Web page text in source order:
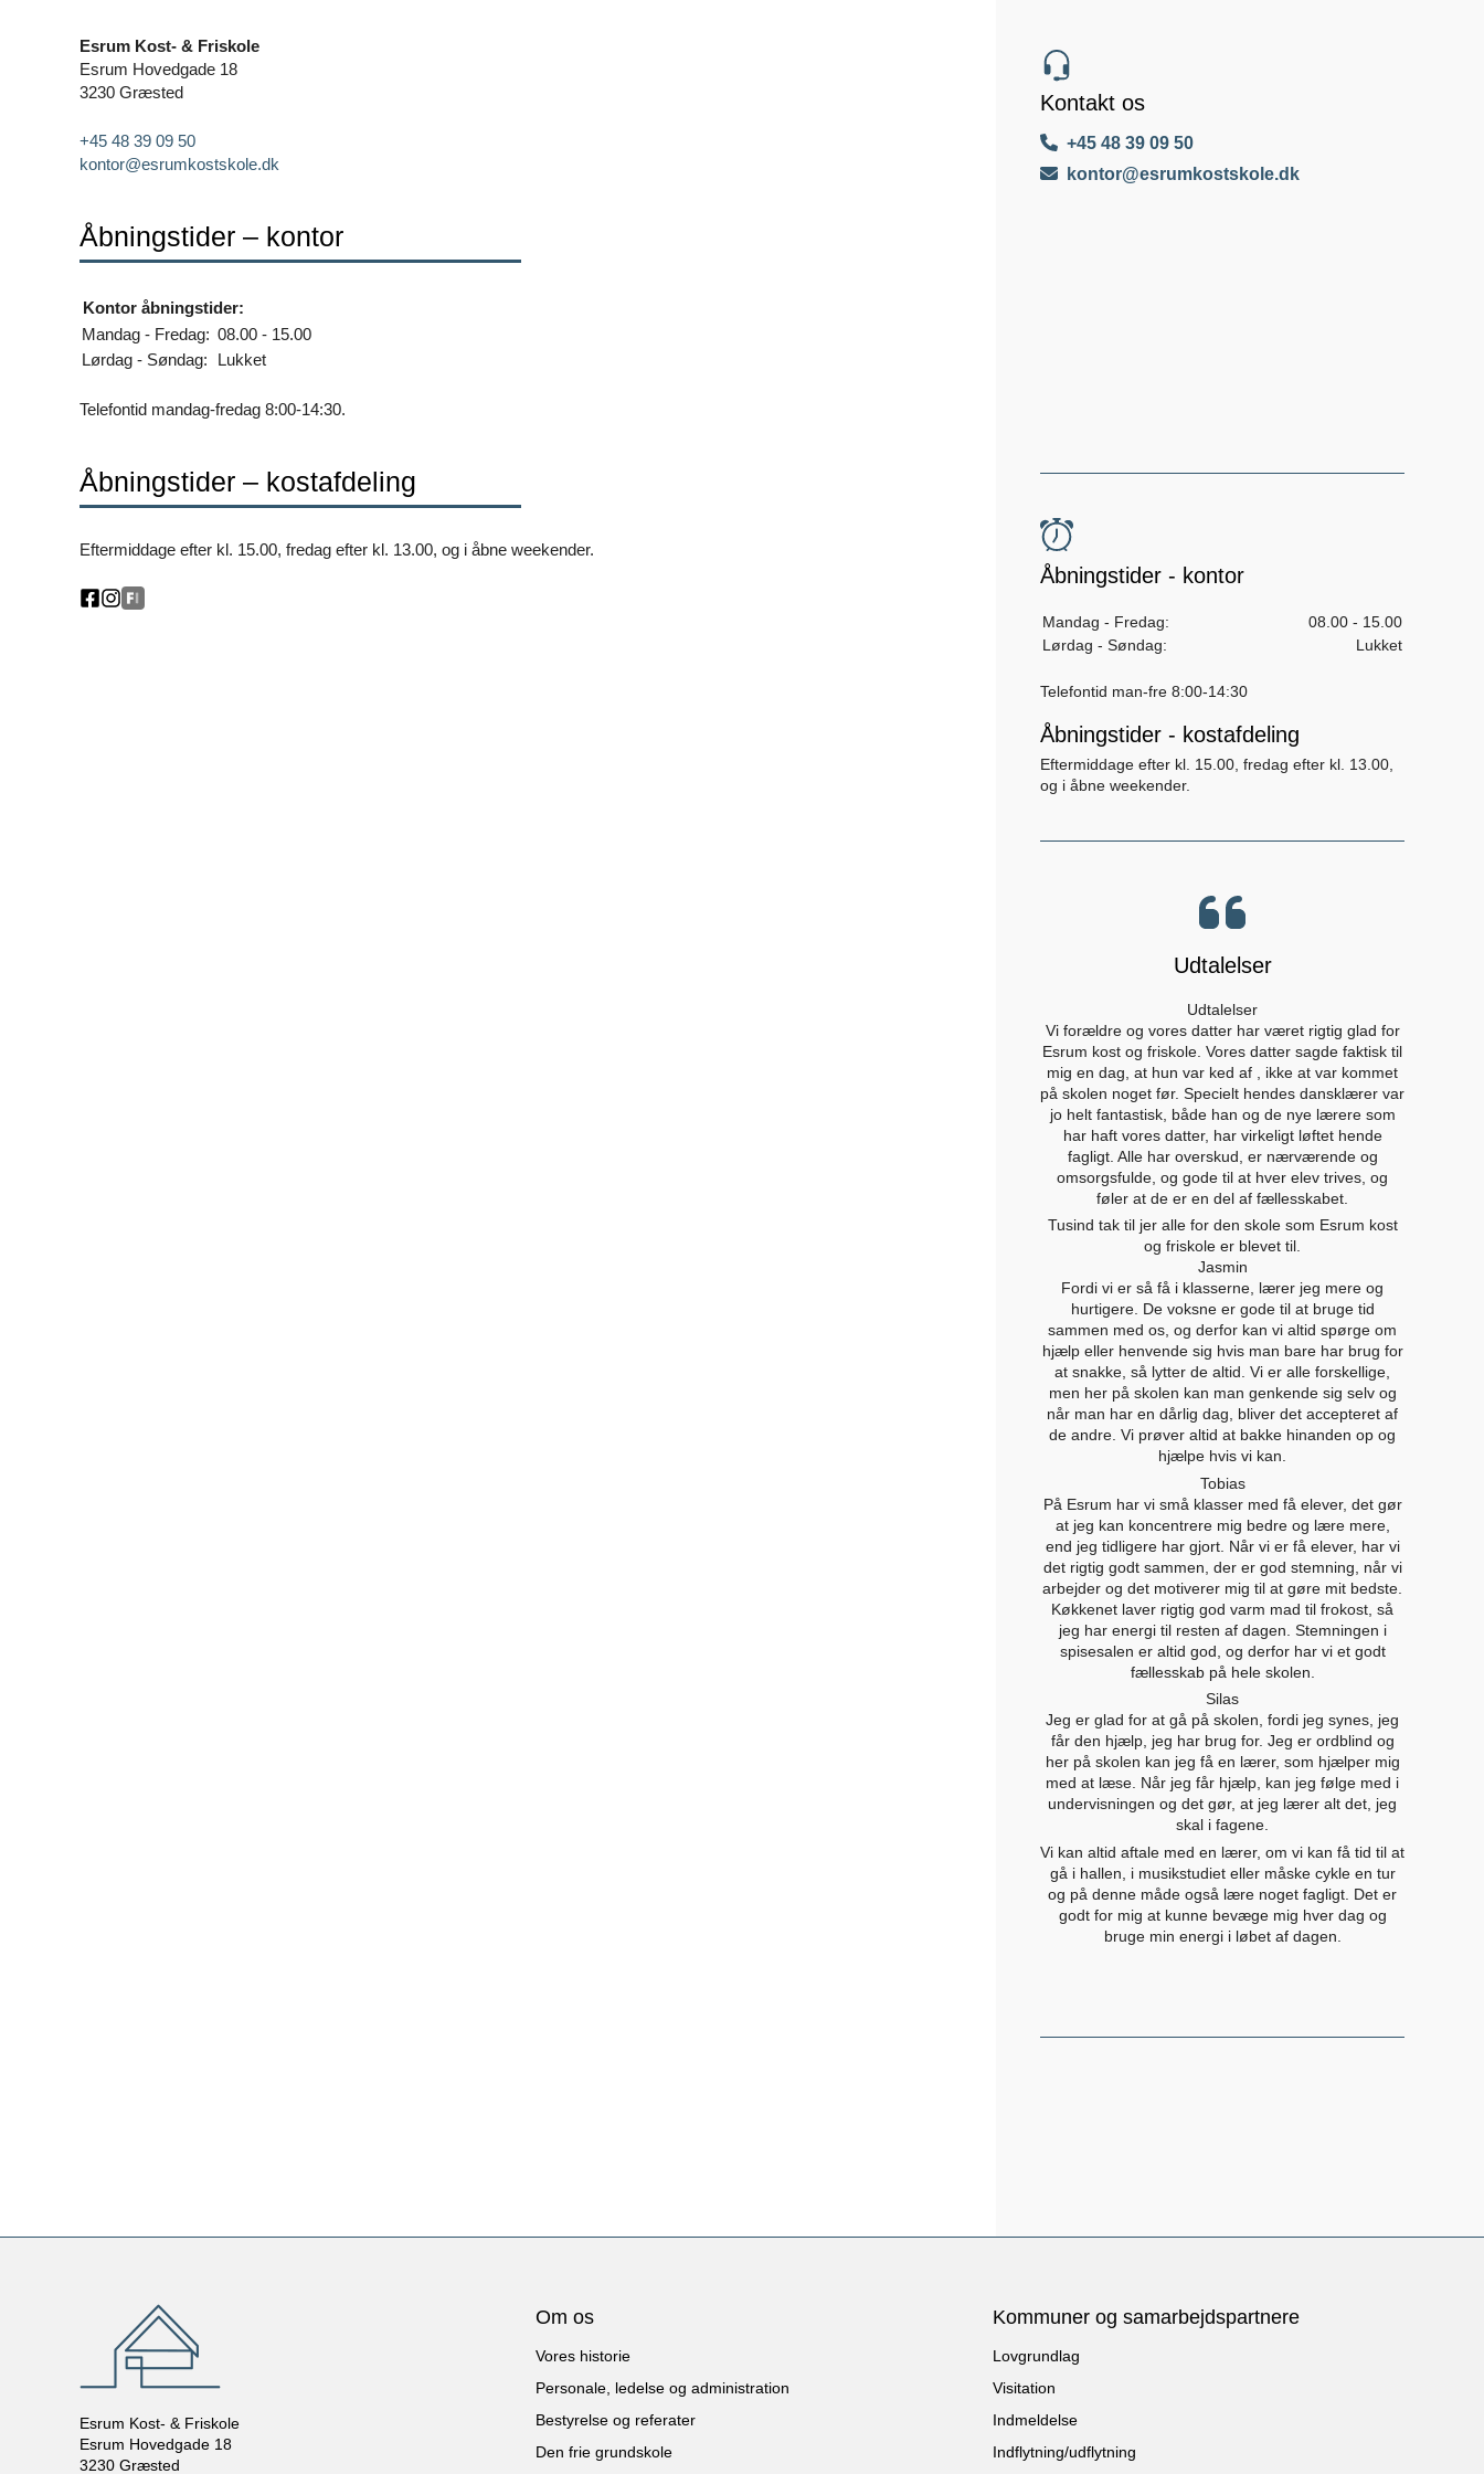
Esrum Kost- & Friskole
Esrum Hovedgade 18
3230 Græsted
+45 48 39 09 50
kontor@esrumkostskole.dk
Åbningstider – kontor
Kontor åbningstider:
Mandag - Fredag: 08.00 - 15.00
Lørdag - Søndag:
Lukket
Telefontid mandag-fredag 8:00-14:30.
Åbningstider – kostafdeling
Eftermiddage efter kl. 15.00, fredag efter kl. 13.00, og i åbne weekender.
Kontakt os
+45 48 39 09 50
kontor@esrumkostskole.dk
Åbningstider - kontor
Mandag - Fredag:
08.00 - 15.00
Lørdag - Søndag:
Lukket
Telefontid man-fre 8:00-14:30
Åbningstider - kostafdeling
Eftermiddage efter kl. 15.00, fredag efter kl. 13.00,
og i åbne weekender.
Udtalelser
Udtalelser
Vi forældre og vores datter har været rigtig glad for
Esrum kost og friskole. Vores datter sagde faktisk til
mig en dag, at hun var ked af , ikke at var kommet
på skolen noget før. Specielt hendes dansklærer var
jo helt fantastisk, både han og de nye lærere som
har haft vores datter, har virkeligt løftet hende
fagligt. Alle har overskud, er nærværende og
omsorgsfulde, og gode til at hver elev trives, og
føler at de er en del af fællesskabet.
Tusind tak til jer alle for den skole som Esrum kost
og friskole er blevet til.
Jasmin
Fordi vi er så få i klasserne, lærer jeg mere og
hurtigere. De voksne er gode til at bruge tid
sammen med os, og derfor kan vi altid spørge om
hjælp eller henvende sig hvis man bare har brug for
at snakke, så lytter de altid. Vi er alle forskellige,
men her på skolen kan man genkende sig selv og
når man har en dårlig dag, bliver det accepteret af
de andre. Vi prøver altid at bakke hinanden op og
hjælpe hvis vi kan.
Tobias
På Esrum har vi små klasser med få elever, det gør
at jeg kan koncentrere mig bedre og lære mere,
end jeg tidligere har gjort. Når vi er få elever, har vi
det rigtig godt sammen, der er god stemning, når vi
arbejder og det motiverer mig til at gøre mit bedste.
Køkkenet laver rigtig god varm mad til frokost, så
jeg har energi til resten af dagen. Stemningen i
spisesalen er altid god, og derfor har vi et godt
fællesskab på hele skolen.
Silas
Jeg er glad for at gå på skolen, fordi jeg synes, jeg
får den hjælp, jeg har brug for. Jeg er ordblind og
her på skolen kan jeg få en lærer, som hjælper mig
med at læse. Når jeg får hjælp, kan jeg følge med i
undervisningen og det gør, at jeg lærer alt det, jeg
skal i fagene.
Vi kan altid aftale med en lærer, om vi kan få tid til at
gå i hallen, i musikstudiet eller måske cykle en tur
og på denne måde også lære noget fagligt. Det er
godt for mig at kunne bevæge mig hver dag og
bruge min energi i løbet af dagen.
Esrum Kost- & Friskole
Esrum Hovedgade 18
3230 Græsted
Om os
Vores historie
Personale, ledelse og administration
Bestyrelse og referater
Den frie grundskole
Kommuner og samarbejdspartnere
Lovgrundlag
Visitation
Indmeldelse
Indflytning/udflytning